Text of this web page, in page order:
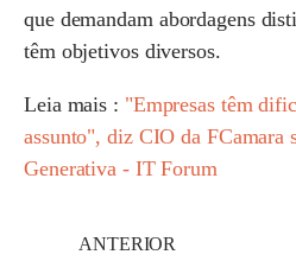
que demandam abordagens
têm objetivos diversos.
Leia mais : "Empresas têm
assunto", diz CIO da FCamara
Generativa - IT Forum
ANTERIOR